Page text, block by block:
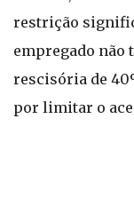
restrição
empregado não
rescisória de
por limitar o